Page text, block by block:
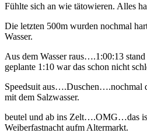
Fühlte sich an wie tätowieren. Alles
Die letzten 500m wurden nochmal
Wasser.
Aus dem Wasser raus….1:00:13
geplante 1:10 war das schon nicht
Speedsuit aus….Duschen….nochmal
mit dem Salzwasser.
beutel und ab ins Zelt….OMG…das
Weiberfastnacht aufm Altermarkt.